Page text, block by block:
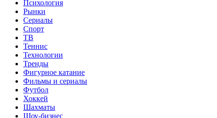
Психология
Рынки
Сериалы
Спорт
ТВ
Теннис
Технологии
Тренды
Фигурное катание
Фильмы и сериалы
Футбол
Хоккей
Шахматы
Шоу-бизнес